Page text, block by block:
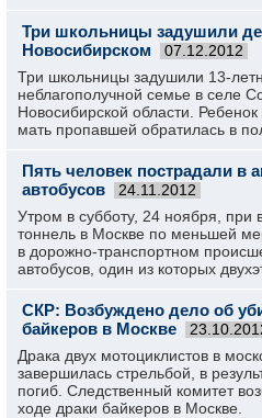
Три школьницы задушили
Новосибирском
07.12.2012
Три школьницы задушили 13-
неблагополучной семье в селе
Новосибирской области.
мать пропавшей обратилась в
Пять человек пострадали в
автобусов
24.11.2012
Утром в субботу, 24 ноября, при
тоннель в Москве по меньшей
в дорожно-транспортном
автобусов, один из которых
СКР: Возбуждено дело об
байкеров в Москве
Драка двух мотоциклистов в
завершилась стрельбой, в
погиб. Следственный комитет
ходе драки байкеров в Москве.